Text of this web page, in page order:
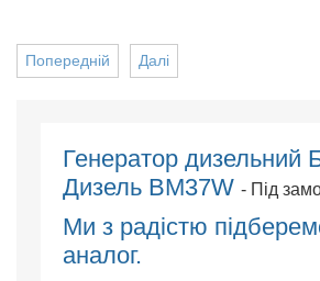
Далі
Попередній
Генератор дизельний
Дизель BM37W - Під
Ми з радістю
аналог.